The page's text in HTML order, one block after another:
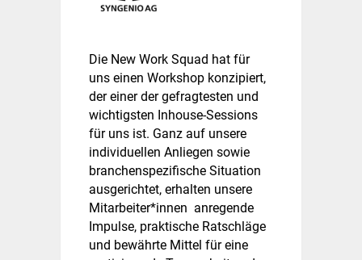
Die New Work Squad hat für
uns einen Workshop konzipiert,
der einer der gefragtesten und
wichtigsten Inhouse-Sessions
für uns ist. Ganz auf unsere
individuellen Anliegen sowie
branchenspezifische Situation
ausgerichtet, erhalten unsere
Mitarbeiter*innen anregende
Impulse, praktische Ratschläge
und bewährte Mittel für eine